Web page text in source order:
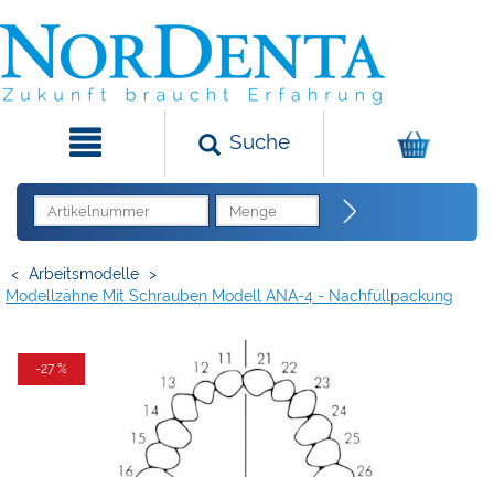
Suche
< Arbeitsmodelle >
Modellzähne Mit Schrauben Modell ANA-4 - Nachfüllpackung
-27 %